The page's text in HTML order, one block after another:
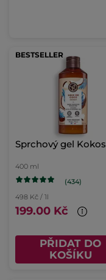
BESTSELLER
Sprchový gel Kokos
400 ml
(434)
498 Kč / 1l
199.00 Kč
PŘIDAT DO
KOŠÍKU